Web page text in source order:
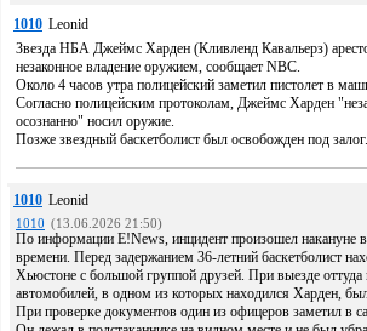
1010 Leonid
Звезда НБА Джеймс Харден (Кливленд Кавальерз)
незаконное владение оружием, сообщает NBC.
Около 4 часов утра полицейский заметил пистолет в
Согласно полицейским протоколам, Джеймс Харден
осознанно" носил оружие.
Позже звездный баскетболист был освобожден под залог.
1010 Leonid
1010 (13.06.2026 21:50)
По информации E!News, инцидент произошел накануне
времени. Перед задержанием 36-летний баскетболист
Хьюстоне с большой группой друзей. При выезде оттуда
автомобилей, в одном из которых находился Харден,
При проверке документов один из офицеров заметил в